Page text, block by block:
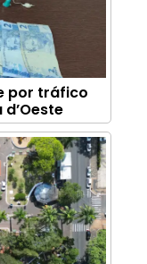
por tráfico